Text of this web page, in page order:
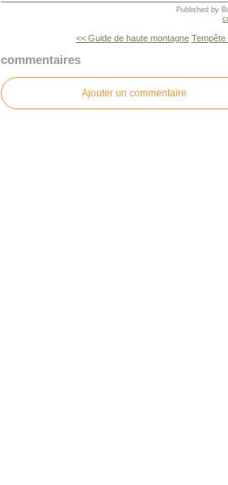
Published by
<< Guide de haute montagne Tempête
commentaires
Ajouter un commentaire